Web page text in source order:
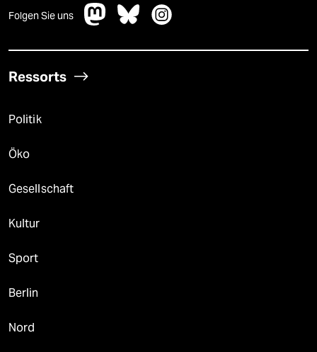
Folgen Sie uns
Ressorts
Politik
Öko
Gesellschaft
Kultur
Sport
Berlin
Nord